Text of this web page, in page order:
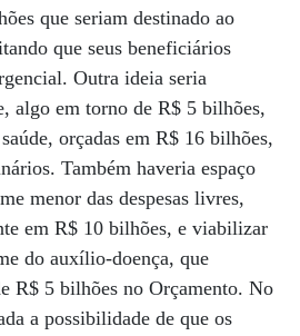
que seriam destinado ao
que seus beneficiários
Outra ideia seria
algo em torno de R$ 5 bilhões,
orçadas em R$ 16 bilhões,
Também haveria espaço
menor das despesas livres,
em R$ 10 bilhões, e viabilizar
do auxílio-doença, que
R$ 5 bilhões no Orçamento. No
a possibilidade de que os